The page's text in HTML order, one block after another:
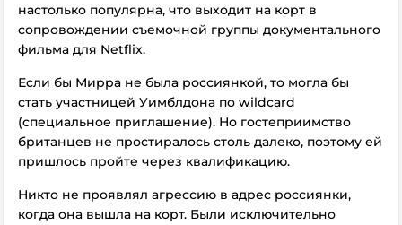
настолько популярна, что выходит на корт в
сопровождении съемочной группы документального
фильма для Netflix.
Если бы Мирра не была россиянкой, то могла бы
стать участницей Уимблдона по wildcard
(специальное приглашение). Но гостеприимство
британцев не простиралось столь далеко, поэтому ей
пришлось пройте через квалификацию.
Никто не проявлял агрессию в адрес россиянки,
когда она вышла на корт. Были исключительно